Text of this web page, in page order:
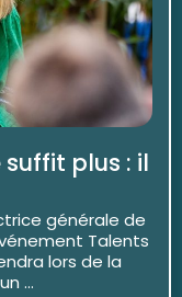
plus : il
générale de
Talents
lors de la
...